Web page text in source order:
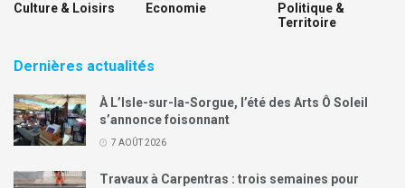
Culture & Loisirs
Economie
Politique &
Territoire
Dernières actualités
À L’Isle-sur-la-Sorgue, l’été des Arts Ô Soleil
s’annonce foisonnant
7 AOÛT 2026
Travaux à Carpentras : trois semaines pour